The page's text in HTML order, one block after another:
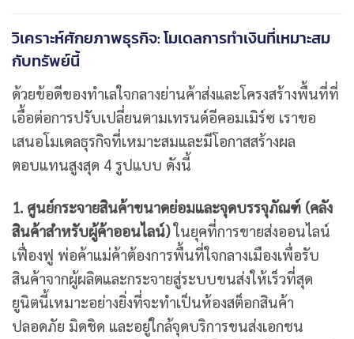
วิเคราะห์ศักยภาพธุรกิจ: โมเดลการทำเงินที่เหมาะสม
กับทรัพย์นี้
ด้วยข้อดีของทำเลใจกลางย่านค้าส่งและโครงสร้างพื้นที่ที่
เอื้อต่อการปรับเปลี่ยนตามเทรนด์อีคอมเมิร์ซ เราขอ
เสนอโมเดลธุรกิจที่เหมาะสมและมีโอกาสสร้างผล
ตอบแทนสูงสุด 4 รูปแบบ ดังนี้
1. ศูนย์กระจายสินค้าขนาดย่อมและจุดบรรจุภัณฑ์ (คลัง
สินค้าสำหรับผู้ค้าออนไลน์)ในยุคที่การขายส่งออนไลน์
เฟื่องฟู พ่อค้าแม่ค้าต้องการพื้นที่ใจกลางเมืองเพื่อรับ
สินค้าจากผู้ผลิตและกระจายสู่ระบบขนส่งให้เร็วที่สุด
ยูนิตนี้เหมาะอย่างยิ่งที่จะทำเป็นห้องสต็อกสินค้า
ปลอดภัย มิดชิด และอยู่ใกล้จุดบริการขนส่งเอกชน